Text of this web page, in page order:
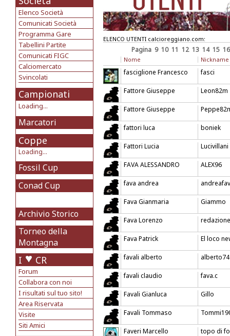
Elenco Società
Comunicati Società
Programma Gare
Tabellini Partite
Comunicati FIGC
Calciomercato
Svincolati
Campionati
Loading...
Marcatori
Coppe
Loading...
Fossil Cup
Conad Cup
Archivio Storico
Torneo della
Montagna
I CR
Forum
Collabora con noi
I risultati sul tuo sito!
Area Riservata
Visite
Siti Amici
ELENCO UTENTI calcioreggiano.com:
Pagina 9 10 11 12 13 14 15 16
Nome Nickname
fasciglione Francesco fasci
Fattore Giuseppe Leon82m
Fattore Giuseppe
fattori luca boniek
Fattori Lucia Lucivillani
FAVA ALESSANDRO ALEX96
fava andrea
Fava Gianmaria Giammo
Fava Lorenzo
Fava Patrick El loco
favali alberto alberto74
favali claudio fava.c
Favali Gianluca Gillo
Favali Tommaso
Faveri Marcello topo di